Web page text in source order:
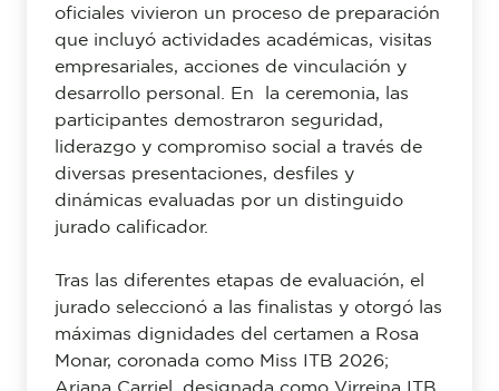
oficiales vivieron un proceso de preparación
que incluyó actividades académicas, visitas
empresariales, acciones de vinculación y
desarrollo personal. En la ceremonia, las
participantes demostraron seguridad,
liderazgo y compromiso social a través de
diversas presentaciones, desfiles y
dinámicas evaluadas por un distinguido
jurado calificador.
Tras las diferentes etapas de evaluación, el
jurado seleccionó a las finalistas y otorgó las
máximas dignidades del certamen a Rosa
Monar, coronada como Miss ITB 2026;
Ariana Carriel, designada como Virreina ITB